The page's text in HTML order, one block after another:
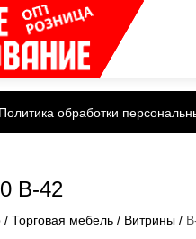
Политика обработки
В-42
/ Торговая мебель / Витрины /